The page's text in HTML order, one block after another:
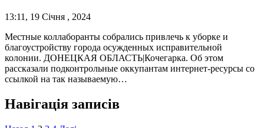
13:11, 19 Січня , 2024
Местные коллаборанты собрались привлечь к уборке и
благоустройству города осужденных исправительной
колонии. ДОНЕЦКАЯ ОБЛАСТЬ|Кочегарка. Об этом
рассказали подконтрольные оккупантам интернет-ресурсы со
ссылкой на так называемую…
Навігація записів